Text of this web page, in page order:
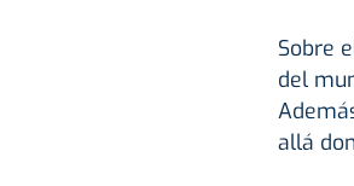
Sobre
del
allá